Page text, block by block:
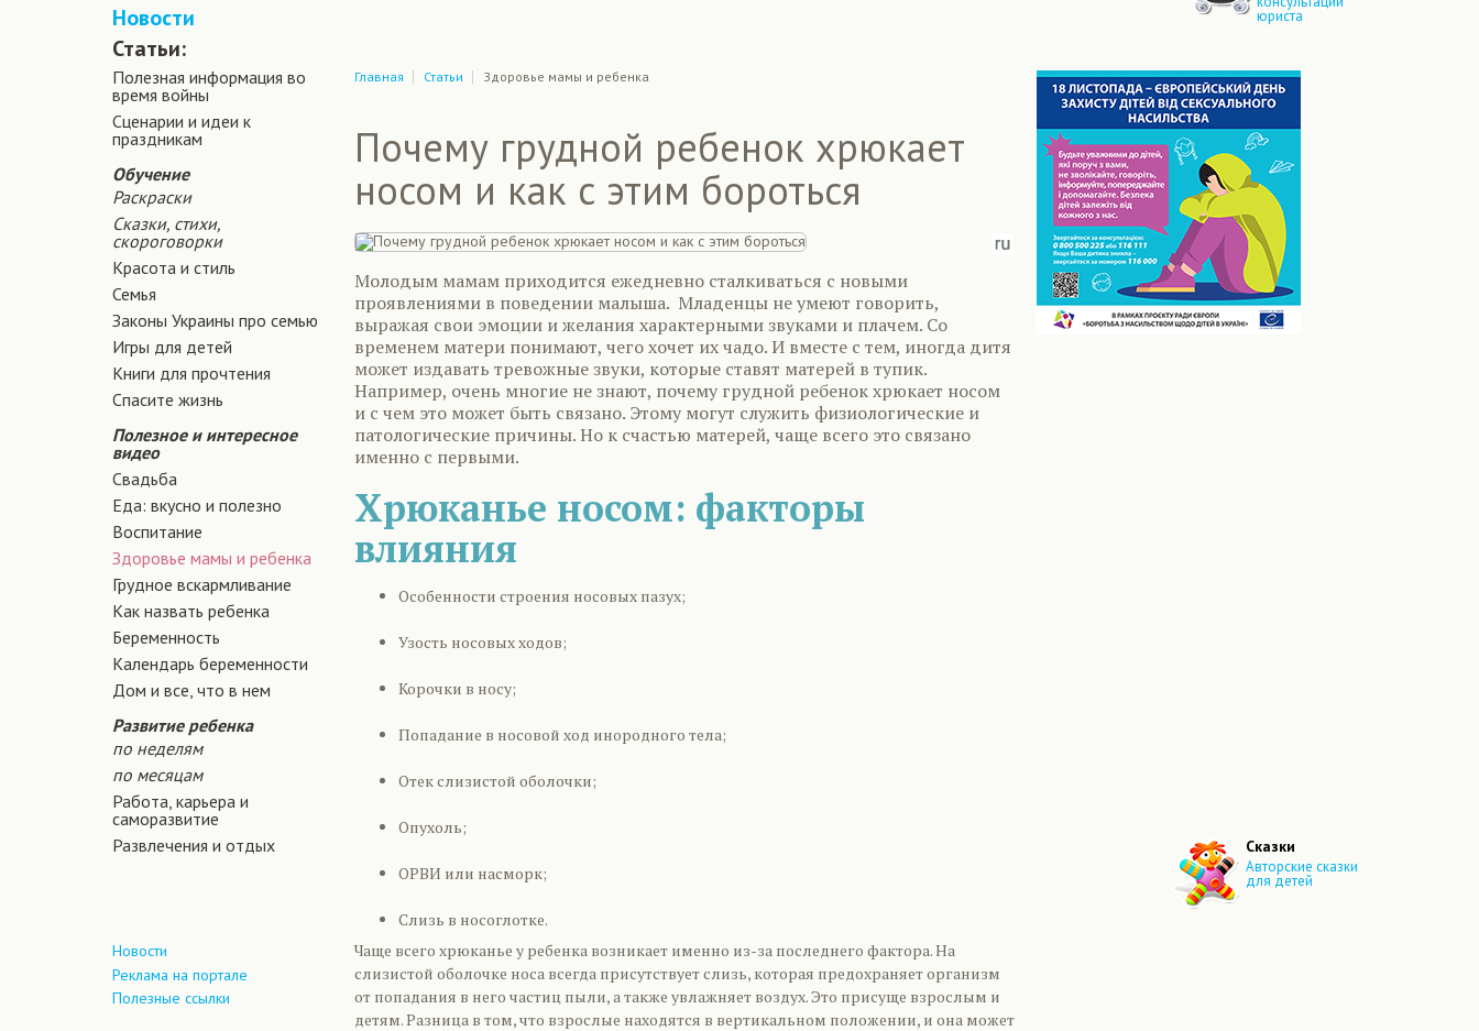
Новости
Статьи:
Полезная информация во
время войны
Сценарии и идеи к
праздникам
Обучение
Раскраски
Сказки, стихи,
скороговорки
Красота и стиль
Семья
Законы Украины про семью
Игры для детей
Книги для прочтения
Спасите жизнь
Полезное и интересное
видео
Свадьба
Еда: вкусно и полезно
Воспитание
Здоровье мамы и ребенка
Грудное вскармливание
Как назвать ребенка
Беременность
Календарь беременности
Дом и все, что в нем
Развитие ребенка
по неделям
по месяцам
Работа, карьера и
саморазвитие
Развлечения и отдых
Новости
Реклама на портале
Полезные ссылки
юриста
Главная Статьи Здоровье мамы и ребенка
Почему грудной ребенок хрюкает
носом и как с этим бороться
Молодым мамам приходится ежедневно сталкиваться с новыми
проявлениями в поведении малыша. Младенцы не умеют говорить,
выражая свои эмоции и желания характерными звуками и плачем. Со
временем матери понимают, чего хочет их чадо. И вместе с тем, иногда дитя
может издавать тревожные звуки, которые ставят матерей в тупик.
Например, очень многие не знают, почему грудной ребенок хрюкает носом
и с чем это может быть связано. Этому могут служить физиологические и
патологические причины. Но к счастью матерей, чаще всего это связано
именно с первыми.
Хрюканье носом: факторы
влияния
Особенности строения носовых пазух;
Узость носовых ходов;
Корочки в носу;
Попадание в носовой ход инородного тела;
Отек слизистой оболочки;
Опухоль;
ОРВИ или насморк;
Слизь в носоглотке.
Чаще всего хрюканье у ребенка возникает именно из-за последнего фактора. На
слизистой оболочке носа всегда присутствует слизь, которая предохраняет организм
от попадания в него частиц пыли, а также увлажняет воздух. Это присуще взрослым и
детям. Разница в том, что взрослые находятся в вертикальном положении, и она может
Сказки
Авторские сказки
для детей